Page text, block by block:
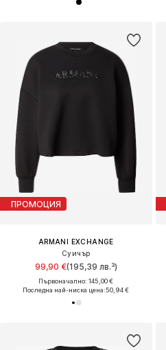
ПРОМОЦИЯ
ARMANI EXCHANGE
Суичър
99,90 €(195,39 лв.³)
Първоначално: 145,00 €
Последна най-ниска цена:50,94 €